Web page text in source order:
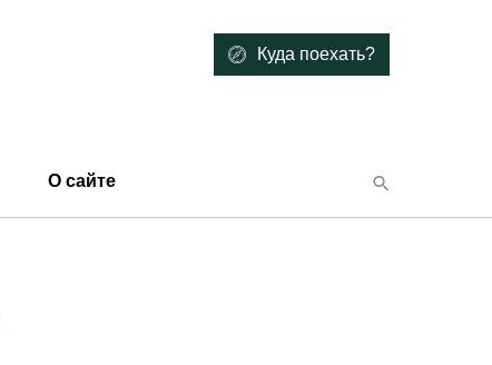
Куда поехать?
О сайте